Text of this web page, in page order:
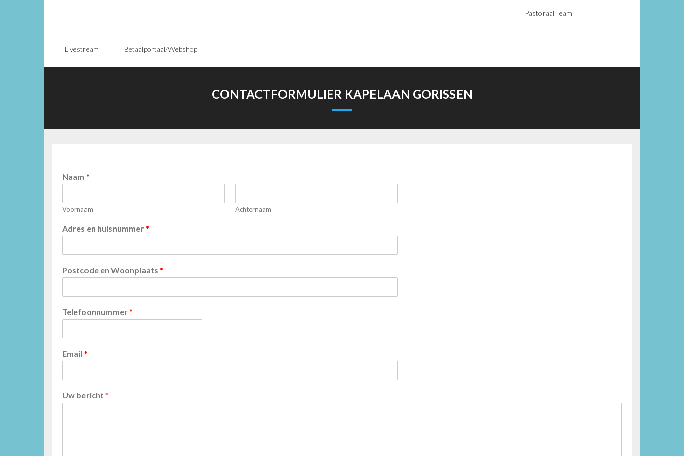
Pastoraal Team
Livestream Betaalportaal/Webshop
CONTACTFORMULIER KAPELAAN GORISSEN
Naam *
Voornaam Achternaam
Adres en huisnummer*
Postcode en Woonplaats *
Telefoonnummer*
Email *
Uw bericht *